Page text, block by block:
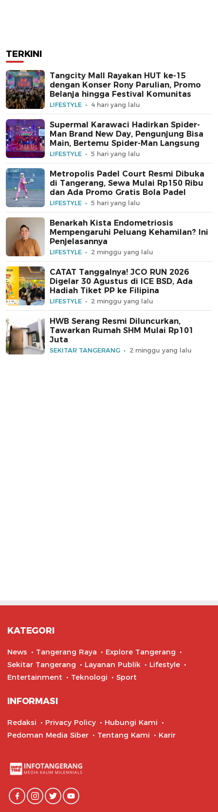
TERKINI
Tangcity Mall Rayakan HUT ke-15
dengan Konser Rony Parulian, Promo
Belanja hingga Festival Komunitas
LIFESTYLE 4 hari yang lalu
Supermal Karawaci Hadirkan Spider-
Man Brand New Day, Pengunjung Bisa
Main, Bertemu Spider-Man Langsung
LIFESTYLE 5 hari yang lalu
Metropolis Padel Court Resmi Dibuka
di Tangerang, Sewa Mulai Rp150 Ribu
dan Ada Promo Gratis Bola Padel
LIFESTYLE 5 hari yang lalu
Benarkah Kista Endometriosis
Mempengaruhi Peluang Kehamilan? Ini
Penjelasannya
LIFESTYLE 2 minggu yang lalu
CATAT Tanggalnya! JCO RUN 2026
Digelar 30 Agustus di ICE BSD, Ada
Hadiah Tiket PP ke Filipina
LIFESTYLE 2 minggu yang lalu
HWB Serang Resmi Diluncurkan,
Tawarkan Rumah SHM Mulai Rp101
Juta
SEKITAR TANGERANG 2 minggu yang lalu
KATEGORI
News Tangerang Raya
Explore Tangerang
Sekitar Tangerang
Layanan Publik
Lifestyle
Entertainment
Teknologi Sport
INFORMASI
Redaksi Privacy Policy
Hubungi Kami
Pedoman Media Siber
Tentang Kami Karir